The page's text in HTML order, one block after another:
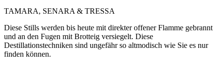
TAMARA, SENARA & TRESSA
Diese Stills werden bis heute mit direkter offener Flamme gebrannt
und an den Fugen mit Brotteig versiegelt. Diese
Destillationstechniken sind ungefähr so altmodisch wie Sie es nur
finden können.